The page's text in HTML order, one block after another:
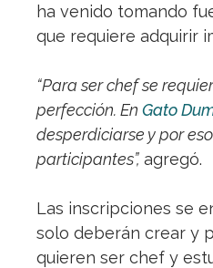
ha venido tomando
que requiere adquirir
“Para ser chef se
perfección. En Gato
desperdiciarse y por
participantes”, agregó.
Las inscripciones se
solo deberán crear y
quieren ser chef y